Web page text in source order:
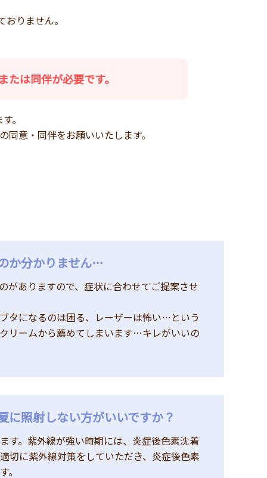
りません。
は同伴が必要です。
。
意・同伴をお願いいたします。
か分かりません…
がありますので、症状に合わせてご提案させ
タになるのは困る、レーザーは怖い…という
リームから薦めてしまいます…キレがいいの
に照射しない方がいいですか？
す。紫外線が強い時期には、炎症後色素沈着
切に紫外線対策をしていただき、炎症後色素
。